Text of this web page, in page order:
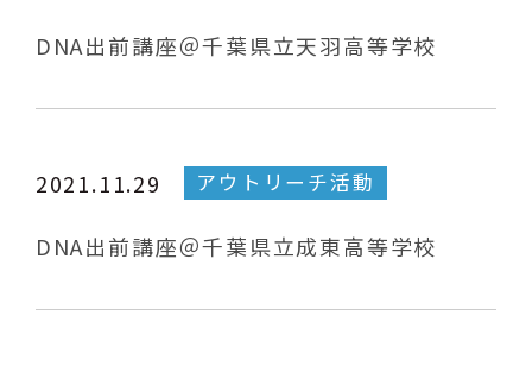
DNA出前講座＠千葉県立天羽高等学校
2021.11.29 アウトリーチ活動
DNA出前講座＠千葉県立成東高等学校